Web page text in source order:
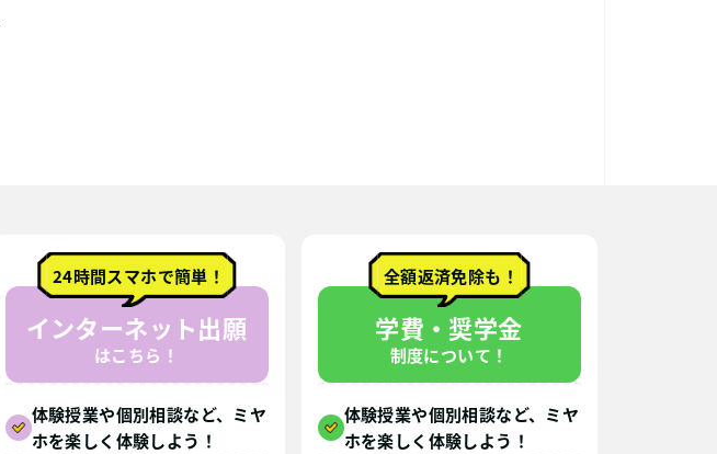
24時間スマホで簡単！
インターネット出願
はこちら！
体験授業や個別相談など、ミヤ
ホを楽しく体験しよう！
全額返済免除も！
学費・奨学金
制度について！
体験授業や個別相談など、ミヤ
ホを楽しく体験しよう！